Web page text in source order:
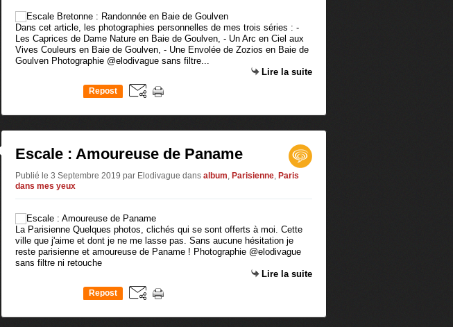
Dans cet article, les photographies personnelles de mes trois séries : -
Les Caprices de Dame Nature en Baie de Goulven, - Un Arc en Ciel aux
Vives Couleurs en Baie de Goulven, - Une Envolée de Zozios en Baie de
Goulven Photographie @elodivague sans filtre...
Lire la suite
Repost
Escale : Amoureuse de Paname
Publié le 3 Septembre 2019 par Elodivague dans album, Parisienne, Paris
dans mes yeux
La Parisienne Quelques photos, clichés qui se sont offerts à moi. Cette
ville que j'aime et dont je ne me lasse pas. Sans aucune hésitation je
reste parisienne et amoureuse de Paname ! Photographie @elodivague
sans filtre ni retouche
Lire la suite
Repost